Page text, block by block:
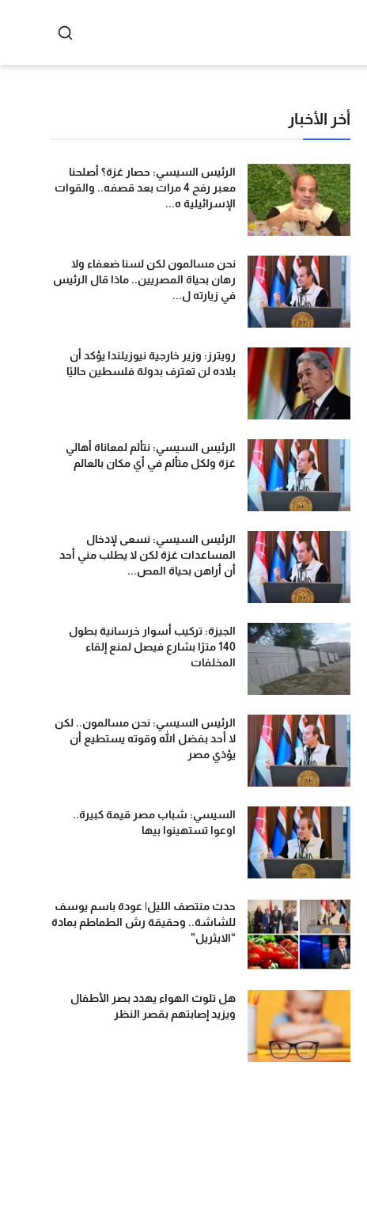
أخر الأخبار
الرئيس السيسي: حصار غزة؟ أصلحنا
معبر رفح 4 مرات بعد قصفه.. والقوات
الإسرائيلية ه...
نحن مسالمون لكن لسنا ضعفاء ولا
رهان بحياة المصريين.. ماذا قال الرئيس
في زيارته ل...
رويترز: وزير خارجية نيوزيلندا يؤكد أن
بلاده لن تعترف بدولة فلسطين حاليًا
الرئيس السيسي: نتألم لمعاناة أهالي
غزة ولكل متألم في أي مكان بالعالم
الرئيس السيسي: نسعى لإدخال
المساعدات غزة لكن لا يطلب مني أحد
أن أراهن بحياة المص...
الجيزة: تركيب أسوار خرسانية بطول
140 مترًا بشارع فيصل لمنع إلقاء
المخلفات
الرئيس السيسي: نحن مسالمون.. لكن
لا أحد بفضل الله وقوته يستطيع أن
يؤذي مصر
السيسي: شباب مصر قيمة كبيرة..
اوعوا تستهينوا بيها
حدث منتصف الليل| عودة باسم يوسف
للشاشة.. وحقيقة رش الطماطم بمادة
“الايثريل”
هل تلوث الهواء يهدد بصر الأطفال
ويزيد إصابتهم بقصر النظر